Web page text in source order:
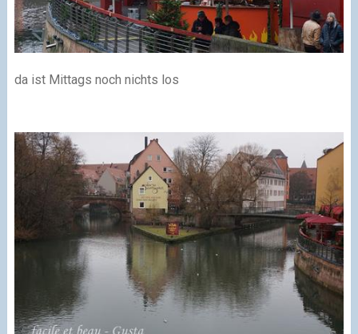
da ist Mittags noch nichts los